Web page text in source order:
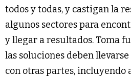
todos y todas, y castigan la
algunos sectores para
y llegar a resultados. Toma
las soluciones deben
con otras partes, incluyendo